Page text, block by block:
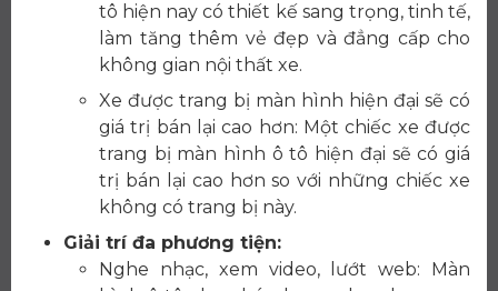
tô hiện nay có thiết kế sang trọng, tinh tế,
làm tăng thêm vẻ đẹp và đẳng cấp cho
không gian nội thất xe.
Xe được trang bị màn hình hiện đại sẽ có
giá trị bán lại cao hơn: Một chiếc xe được
trang bị màn hình ô tô hiện đại sẽ có giá
trị bán lại cao hơn so với những chiếc xe
không có trang bị này.
Giải trí đa phương tiện:
Nghe nhạc, xem video, lướt web: Màn